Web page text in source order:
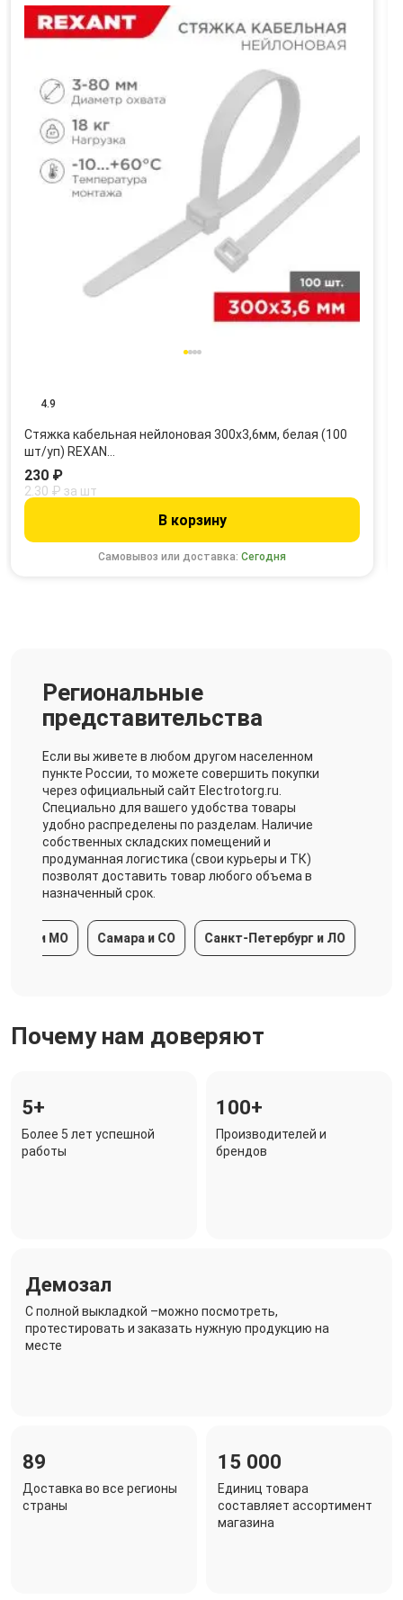
4.9
Стяжка кабельная нейлоновая 300x3,6мм, белая (100
шт/уп) REXAN…
Самовывоз или доставка:Сегодня
230 ₽
2.30 ₽ за шт
В корзину
Региональные
представительства
Если вы живете в любом другом населенном
пункте России, то можете совершить покупки
через официальный сайт Electrotorg.ru.
Специально для вашего удобства товары
удобно распределены по разделам. Наличие
собственных складских помещений и
продуманная логистика (свои курьеры и ТК)
позволят доставить товар любого объема в
назначенный срок.
и МО Самара и СО Санкт-Петербург и ЛО
Почему нам доверяют
5+
Более 5 лет успешной
работы
100+
Производителей и
брендов
Демозал
C полной выкладкой –можно посмотреть,
протестировать и заказать нужную продукцию на
месте
89
Доставка во все регионы
страны
15 000
Единиц товара
составляет ассортимент
магазина